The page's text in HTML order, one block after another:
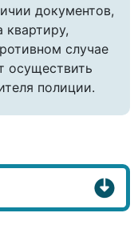
документов,
случае
осуществить
полиции.